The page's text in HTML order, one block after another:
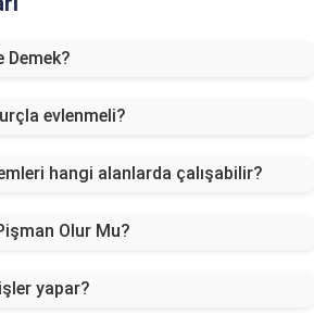
Demek?
evlenmeli?
hangi alanlarda çalışabilir?
Olur Mu?
yapar?